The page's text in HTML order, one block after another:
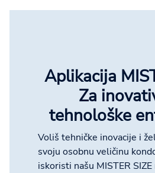
Aplikacija
Za
tehnološke
Voliš tehničke inovacije i
svoju osobnu veličinu
iskoristi našu MISTER